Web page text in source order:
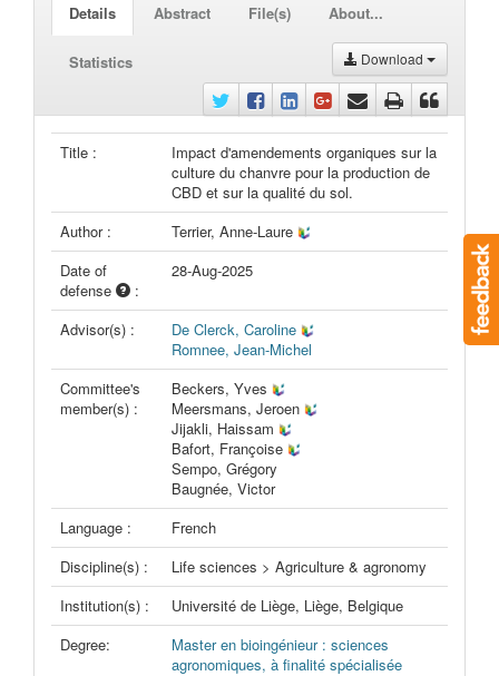
Details Abstract File(s) About...
Statistics Download
Title :
Impact d'amendements organiques sur la
culture du chanvre pour la production de
CBD et sur la qualité du sol.
Author :
Terrier, Anne-Laure
Date of
defense
:
28-Aug-2025
Advisor(s) :
De Clerck, Caroline
Romnee, Jean-Michel
Committee's
member(s) :
Beckers, Yves
Meersmans, Jeroen
Jijakli, Haissam
Bafort, Françoise
Sempo, Grégory
Baugnée, Victor
Language :
French
Discipline(s) :
Life sciences > Agriculture & agronomy
Institution(s) :
Université de Liège, Liège, Belgique
Degree:
Master en bioingénieur : sciences
agronomiques, à finalité spécialisée